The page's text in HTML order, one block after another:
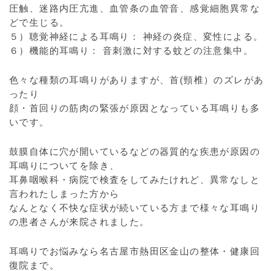
圧触、迷路内圧亢進、血管条の血管音、感覚細胞異常な
どで生じる。
５）聴覚神経による耳鳴り： 神経の炎症、変性による。
６）機能的耳鳴り： 音刺激に対する蚊どの注意集中。
色々な種類の耳鳴りがありますが、首(頸椎）のズレがあ
ったり
顔・首回りの筋肉の緊張が原因となっている耳鳴りも多
いです。
鼓膜自体に穴が開いているなどの器質的な疾患が原因の
耳鳴りについてを除き、
耳鼻咽喉科・病院で検査をしてみたけれど、異常なしと
言われたしまった方から
なんとなく不快な症状が続いている方まで様々な耳鳴り
の患者さんが来院されました。
耳鳴りでお悩みなら名古屋市熱田区金山の整体・健康回
復院まで。